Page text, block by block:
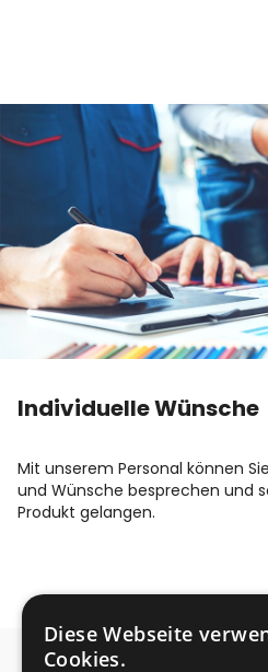
Individuelle Wünsche
Mit unserem Personal können
und Wünsche besprechen und
Produkt gelangen.
Diese Webseite
Cookies.